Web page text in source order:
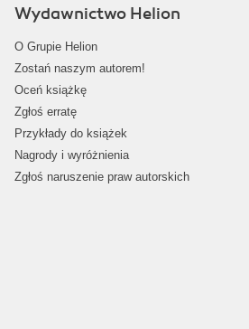
Wydawnictwo Helion
O Grupie Helion
Zostań naszym autorem!
Oceń książkę
Zgłoś erratę
Przykłady do książek
Nagrody i wyróżnienia
Zgłoś naruszenie praw autorskich